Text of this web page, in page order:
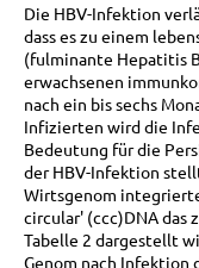
Die HBV-Infektion
dass es zu einem
(fulminante Hepatitis
erwachsenen
nach ein bis sechs
Infizierten wird die
Bedeutung für die
der HBV-Infektion
Wirtsgenom
circular' (ccc)DNA das
Tabelle 2 dargestellt
Genom nach Infektion